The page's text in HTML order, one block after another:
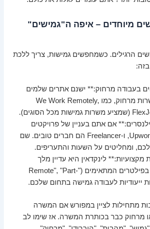
מיוחדים – איפה ה"גמישים"
הרגילים. כשמחפשים גמישות, צריך ללכת
בעבודה מרחוק:** ישנם אתרים שלמים
המוקדשים רק למשרות מרחוק, כמו We Work Remotely,
אם אתם בעניין של פרויקטים
עצמאיים, Upwork, Fiverr, ו-Freelancer הם חברים טובים. שם
ומחליטים על השעות והתעריפים.
לינקדאין היא עדיין מלך
המלכים. השתמשו בפילטרים המתאימים ("Remote", "Part-
מתחילות לציין במפורש אם המשרה
מרחוק כבר בכותרת המשרה. אז שימו לב